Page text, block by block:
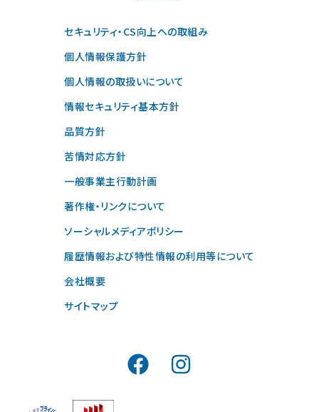
セキュリティ・CS向上への取組み
個人情報保護方針
個人情報の取扱いについて
情報セキュリティ基本方針
品質方針
苦情対応方針
一般事業主行動計画
著作権・リンクについて
ソーシャルメディアポリシー
履歴情報および特性情報の利用等について
会社概要
サイトマップ